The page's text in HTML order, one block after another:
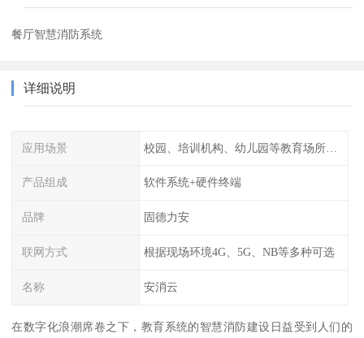
餐厅智慧消防系统
详细说明
应用场景 校园、培训机构、幼儿园等教育场所人员密集场所消防安全监控管理系统
产品组成 软件系统+硬件终端
品牌 固德力安
联网方式 根据现场环境4G、5G、NB等多种可选
名称 安消云
在数字化浪潮席卷之下，教育系统的智慧消防建设日益受到人们的